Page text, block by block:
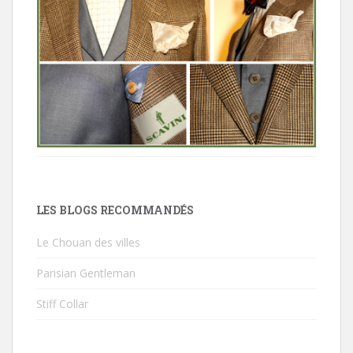
LES BLOGS RECOMMANDÉS
Le Chouan des villes
Parisian Gentleman
Stiff Collar